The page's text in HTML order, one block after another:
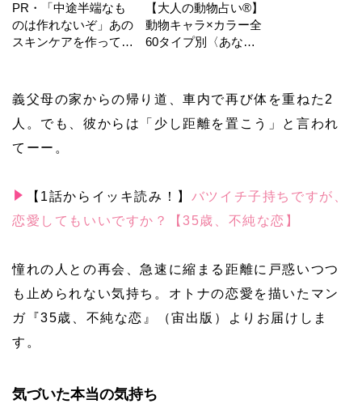
PR・「中途半端なも
のは作れないぞ」あの
スキンケアを作ってい
【大人の動物占い®】
動物キャラ×カラー全
60タイプ別〈あなた
義父母の家からの帰り道、車内で再び体を重ねた2
人。でも、彼からは「少し距離を置こう」と言われ
てーー。
【1話からイッキ読み！】 バツイチ子持ちですが、
恋愛してもいいですか？【35歳、不純な恋】
憧れの人との再会、急速に縮まる距離に戸惑いつつ
も止められない気持ち。オトナの恋愛を描いたマン
ガ『35歳、不純な恋』（宙出版）よりお届けしま
す。
気づいた本当の気持ち